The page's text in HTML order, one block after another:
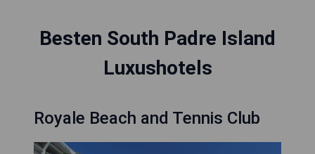
Besten South Padre Island
Luxushotels
Royale Beach and Tennis Club